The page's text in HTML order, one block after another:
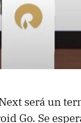
será un
Go. Se